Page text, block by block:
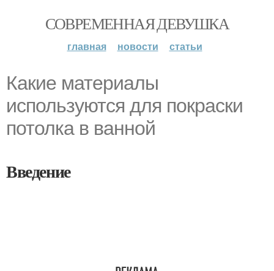
СОВРЕМЕННАЯ ДЕВУШКА
главная новости статьи
Какие материалы
используются для покраски
потолка в ванной
Введение